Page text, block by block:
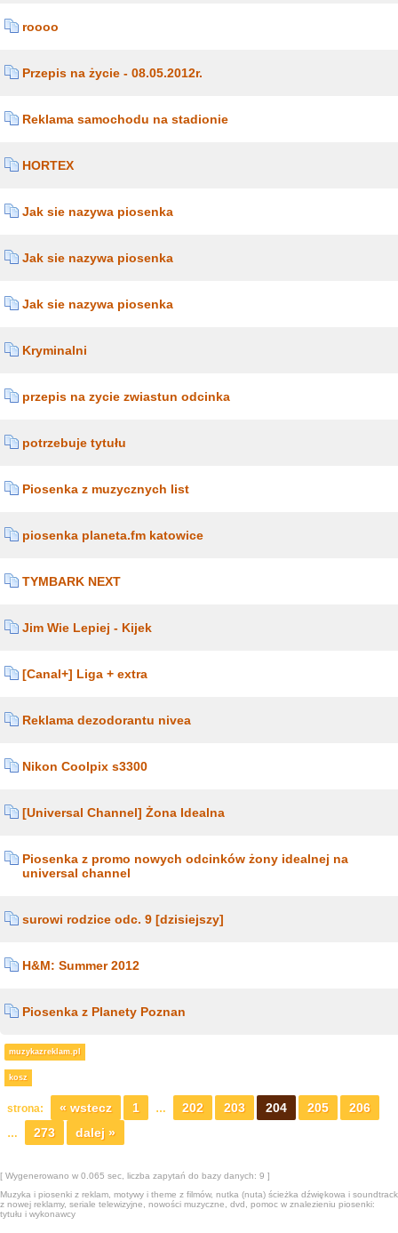
roooo
Przepis na życie - 08.05.2012r.
Reklama samochodu na stadionie
HORTEX
Jak sie nazywa piosenka
Jak sie nazywa piosenka
Jak sie nazywa piosenka
Kryminalni
przepis na zycie zwiastun odcinka
potrzebuje tytułu
Piosenka z muzycznych list
piosenka planeta.fm katowice
TYMBARK NEXT
Jim Wie Lepiej - Kijek
[Canal+] Liga + extra
Reklama dezodorantu nivea
Nikon Coolpix s3300
[Universal Channel] Żona Idealna
Piosenka z promo nowych odcinków żony idealnej na
universal channel
surowi rodzice odc. 9 [dzisiejszy]
H&M: Summer 2012
Piosenka z Planety Poznan
muzykazreklam.pl
kosz
strona: « wstecz 1 … 202 203 204 205 206
… 273 dalej »
[ Wygenerowano w 0.065 sec, liczba zapytań do bazy danych: 9 ]
Muzyka i piosenki z reklam, motywy i theme z filmów, nutka (nuta) ścieżka dźwiękowa i soundtrack
z nowej reklamy, seriale telewizyjne, nowości muzyczne, dvd, pomoc w znalezieniu piosenki:
tytułu i wykonawcy